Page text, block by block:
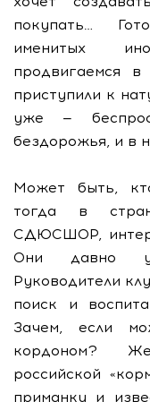
покупать…
именитых
продвигаемся
приступили к
уже —
бездорожья, и в
Может быть,
тогда в
СДЮСШОР,
Они давно
Руководители
поиск и
Зачем, если
кордоном?
российской
приманку и